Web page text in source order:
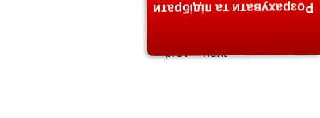
Розрахувати та підібрати